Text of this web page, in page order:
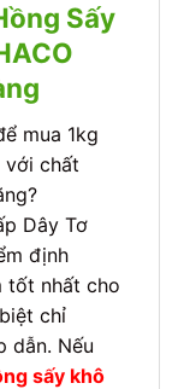
Sấy
mua 1kg
với chất
Dây Tơ
định
tốt nhất cho
chỉ
dẫn. Nếu
sấy khô